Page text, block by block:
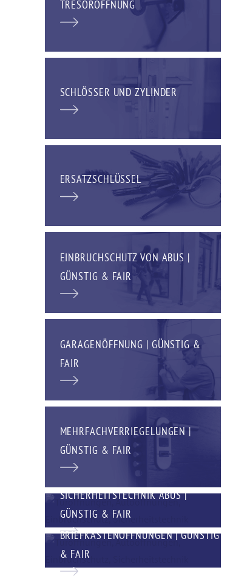
TRESORÖFFNUNG
SCHLÖSSER UND ZYLINDER
ERSATZSCHLÜSSEL
EINBRUCHSCHUTZ VON ABUS |
GÜNSTIG & FAIR
GARAGENÖFFNUNG | GÜNSTIG &
FAIR
MEHRFACHVERRIEGELUNGEN |
GÜNSTIG & FAIR
SICHERHEITSTECHNIK ABUS |
GÜNSTIG & FAIR
BRIEFKASTENÖFFNUNGEN | GÜNSTIG
& FAIR